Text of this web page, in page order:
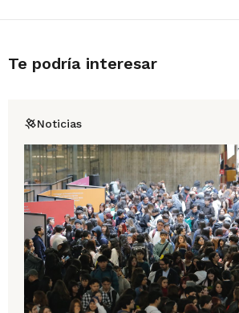
Te podría interesar
Noticias